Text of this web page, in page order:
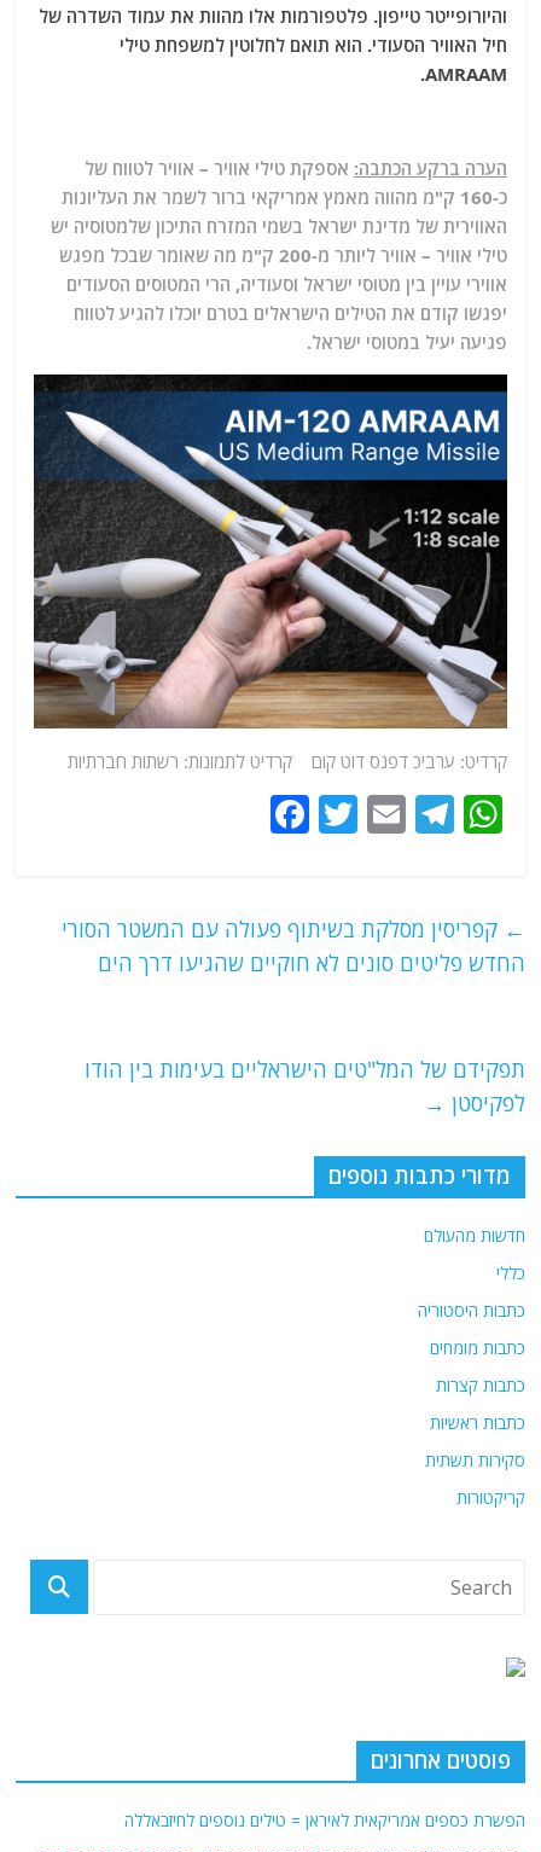
והיורופייטר טייפון. פלטפורמות אלו מהוות את עמוד השדרה של
חיל האוויר הסעודי. הוא תואם לחלוטין למשפחת טילי
AMRAAM.
הערה ברקע הכתבה: אספקת טילי אוויר – אוויר לטווח של
כ-160 ק"מ מהווה מאמץ אמריקאי ברור לשמר את העליונות
האווירית של מדינת ישראל בשמי המזרח התיכון שלמטוסיה יש
טילי אוויר – אוויר ליותר מ-200 ק"מ מה שאומר שבכל מפגש
אווירי עויין בין מטוסי ישראל וסעודיה, הרי המטוסים הסעודים
יפגשו קודם את הטילים הישראלים בטרם יוכלו להגיע לטווח
פגיעה יעיל במטוסי ישראל.
קרדיט: ערביכ דפנס דוט קום קרדיט לתמונות: רשתות חברתיות
W
s
A
T
g
ra
E
l
T
er
e
b
k
← קפריסין מסלקת בשיתוף פעולה עם המשטר הסורי
החדש פליטים סונים לא חוקיים שהגיעו דרך הים
תפקידם של המל"טים הישראליים בעימות בין הודו
לפקיסטן →
מדורי כתבות נוספים
חדשות מהעולם
כללי
כתבות היסטוריה
כתבות מומחים
כתבות קצרות
כתבות ראשיות
סקירות תשתית
קריקטורות
פוסטים אחרונים
הפשרת כספים אמריקאית לאיראן = טילים נוספים לחיזבאללה